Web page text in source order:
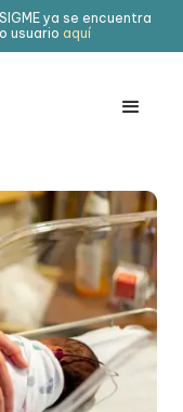
ya se encuentra
usuario aquí